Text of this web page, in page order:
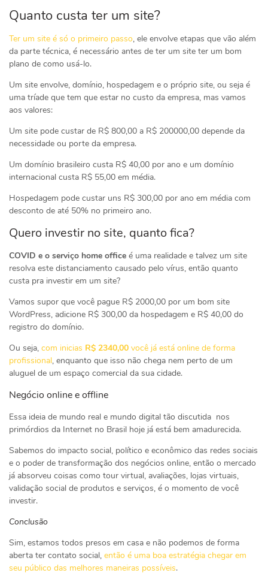
Quanto custa ter um site?
Ter um site é só o primeiro passo, ele envolve etapas que vão além
da parte técnica, é necessário antes de ter um site ter um bom
plano de como usá-lo.
Um site envolve, domínio, hospedagem e o próprio site, ou seja é
uma tríade que tem que estar no custo da empresa, mas vamos
aos valores:
Um site pode custar de R$ 800,00 a R$ 200000,00 depende da
necessidade ou porte da empresa.
Um domínio brasileiro custa R$ 40,00 por ano e um domínio
internacional custa R$ 55,00 em média.
Hospedagem pode custar uns R$ 300,00 por ano em média com
desconto de até 50% no primeiro ano.
Quero investir no site, quanto fica?
COVID e o serviço home office é uma realidade e talvez um site
resolva este distanciamento causado pelo vírus, então quanto
custa pra investir em um site?
Vamos supor que você pague R$ 2000,00 por um bom site
WordPress, adicione R$ 300,00 da hospedagem e R$ 40,00 do
registro do domínio.
Ou seja, com inicias R$ 2340,00 você já está online de forma
profissional, enquanto que isso não chega nem perto de um
aluguel de um espaço comercial da sua cidade.
Negócio online e offline
Essa ideia de mundo real e mundo digital tão discutida nos
primórdios da Internet no Brasil hoje já está bem amadurecida.
Sabemos do impacto social, político e econômico das redes sociais
e o poder de transformação dos negócios online, então o mercado
já absorveu coisas como tour virtual, avaliações, lojas virtuais,
validação social de produtos e serviços, é o momento de você
investir.
Conclusão
Sim, estamos todos presos em casa e não podemos de forma
aberta ter contato social, então é uma boa estratégia chegar em
seu público das melhores maneiras possíveis.